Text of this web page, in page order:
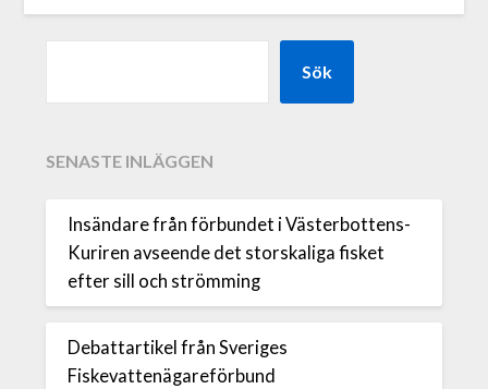
Sök
SENASTE INLÄGGEN
Insändare från förbundet i Västerbottens-
Kuriren avseende det storskaliga fisket
efter sill och strömming
Debattartikel från Sveriges
Fiskevattenägareförbund